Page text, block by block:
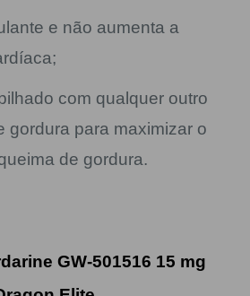
e não aumenta a
com qualquer outro
gordura para maximizar o
de gordura.
GW-501516 15 mg